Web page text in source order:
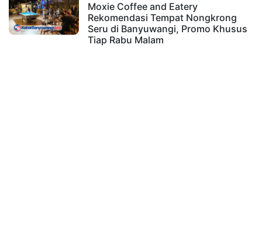
Moxie Coffee and Eatery
Rekomendasi Tempat Nongkrong
Seru di Banyuwangi, Promo Khusus
Tiap Rabu Malam